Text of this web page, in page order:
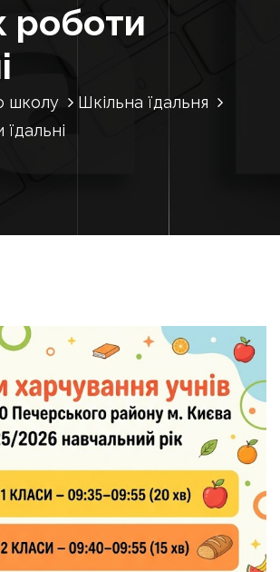
роботи
школу
Шкільна їдальня